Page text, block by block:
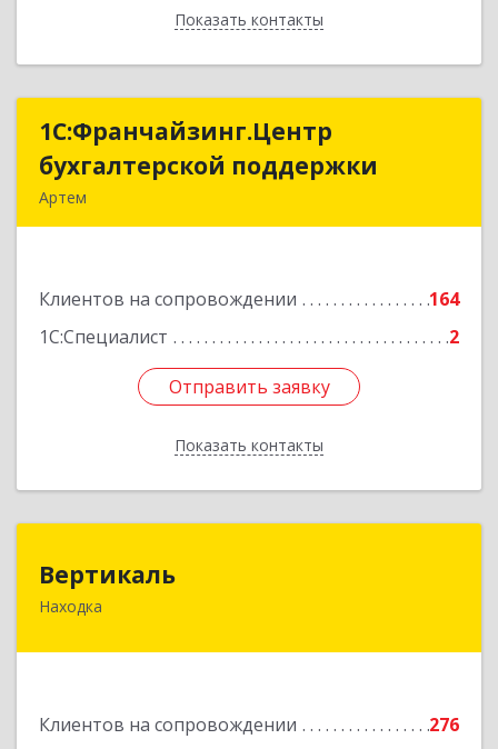
Показать контакты
Назад
1С:Франчайзинг.Центр
бухгалтерской поддержки
Артем
Клиентов на сопровождении
164
1С:Специалист
2
Отправить заявку
Показать контакты
1С:Франчайзинг.Центр
бухгалтерской поддержки
Подробнее
Отправить заявку
Назад
Вертикаль
Находка
Клиентов на сопровождении
276